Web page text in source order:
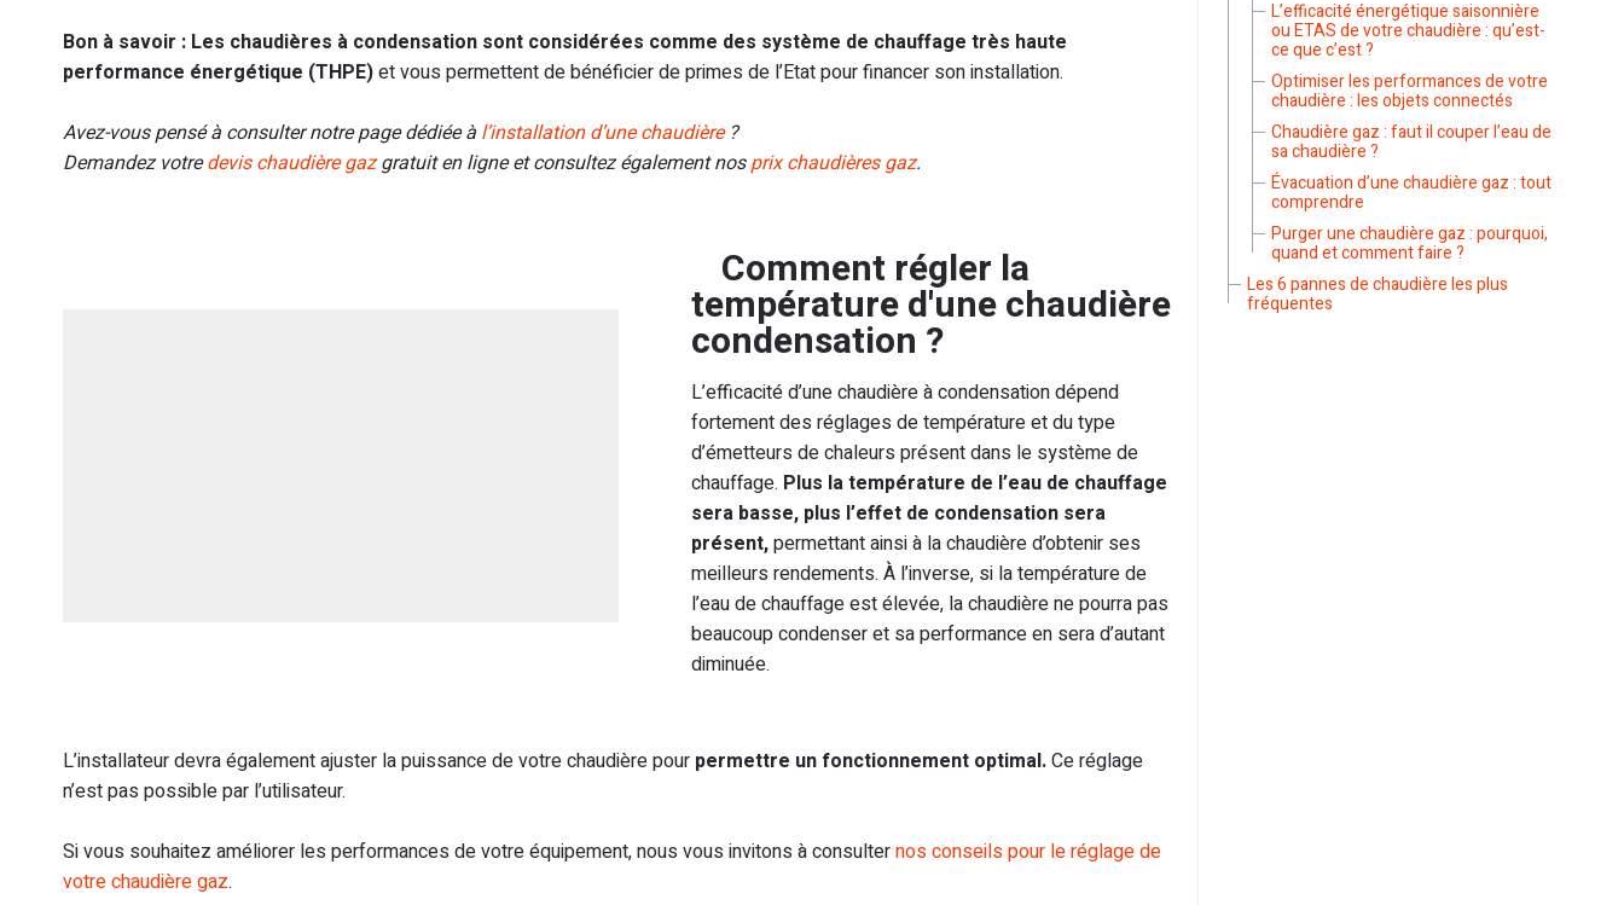
Bon à savoir : Les chaudières à condensation sont considérées comme des système de chauffage très haute
performance énergétique (THPE)et vous permettent de bénéficier de primes de l’Etat pour financer son installation.
Avez-vous pensé à consulter notre page dédiée à l’installation d’une chaudière?
Demandez votredevis chaudière gazgratuit en ligne et consultez également nosprix chaudières gaz.
Comment régler la
température d'une chaudière
condensation ?
L’efficacité d’une chaudière à condensation dépend
fortement des réglages de température et du type
d’émetteurs de chaleurs présent dans le système de
chauffage. Plus la température de l’eau de chauffage
sera basse, plus l’effet de condensation sera
présent,permettant ainsi à la chaudière d’obtenir ses
meilleurs rendements. À l’inverse, si la température de
l’eau de chauffage est élevée, la chaudière ne pourra pas
beaucoup condenser et sa performance en sera d’autant
diminuée.
L’installateur devra également ajuster la puissance de votre chaudière pour permettre un fonctionnement optimal.Ce réglage
n’est pas possible par l’utilisateur.
Si vous souhaitez améliorer les performances de votre équipement, nous vous invitons à consulternos conseils pour le réglage de
votre chaudière gaz.
L’efficacité énergétique saisonnière
ou ETAS de votre chaudière : qu’est-
ce que c’est ?
Optimiser les performances de votre
chaudière : les objets connectés
Chaudière gaz : faut il couper l’eau de
sa chaudière ?
Évacuation d’une chaudière gaz : tout
comprendre
Purger une chaudière gaz : pourquoi,
quand et comment faire ?
Les 6 pannes de chaudière les plus
fréquentes